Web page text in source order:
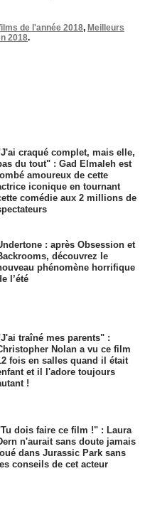
de l'année 2018, Meilleurs
2018.
craqué complet, mais elle,
du tout" : Gad Elmaleh est
amoureux de cette
iconique en tournant
comédie aux 2 millions de
: après Obsession et
découvrez le
phénomène horrifique
l’été
traîné mes parents" :
Nolan a vu ce film
fois en salles quand il était
et il l'adore toujours
!
dois faire ce film !" : Laura
n'aurait sans doute jamais
dans Jurassic Park sans
les conseils de cet acteur